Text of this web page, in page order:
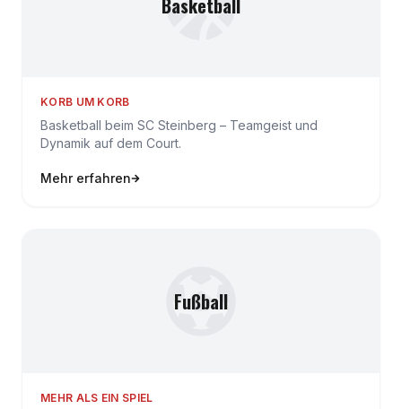
Basketball
KORB UM KORB
Basketball beim SC Steinberg – Teamgeist und
Dynamik auf dem Court.
Mehr erfahren
Fußball
MEHR ALS EIN SPIEL